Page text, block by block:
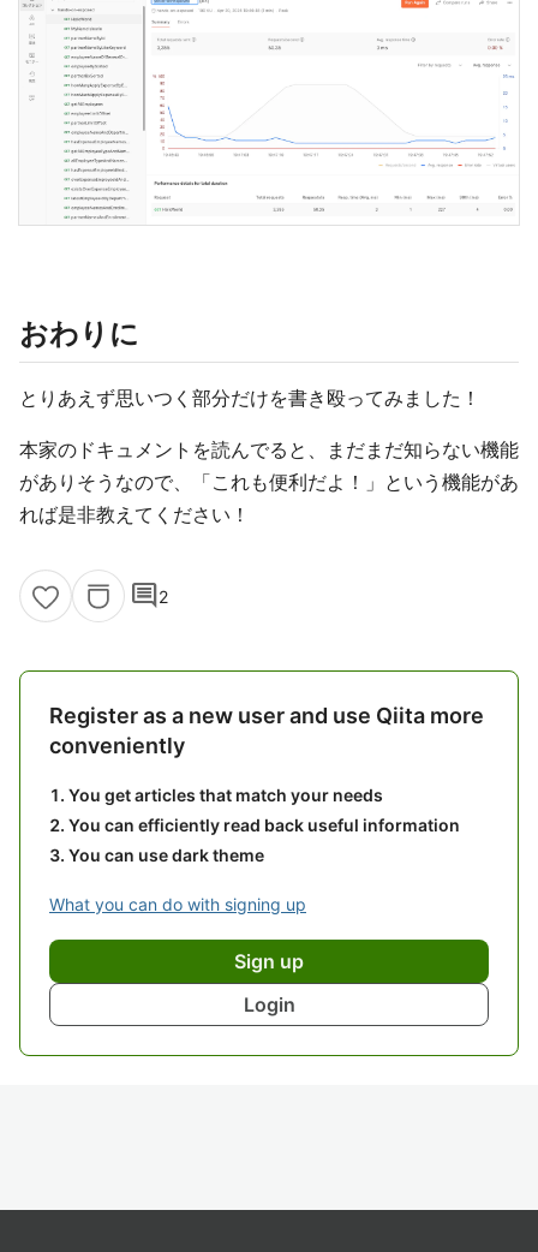
おわりに
とりあえず思いつく部分だけを書き殴ってみました！
本家のドキュメントを読んでると、まだまだ知らない機能
がありそうなので、「これも便利だよ！」という機能があ
れば是非教えてください！
comment2
Register as a new user and use Qiita more
conveniently
You get articles that match your needs
You can efficiently read back useful information
You can use dark theme
What you can do with signing up
Sign up
Login